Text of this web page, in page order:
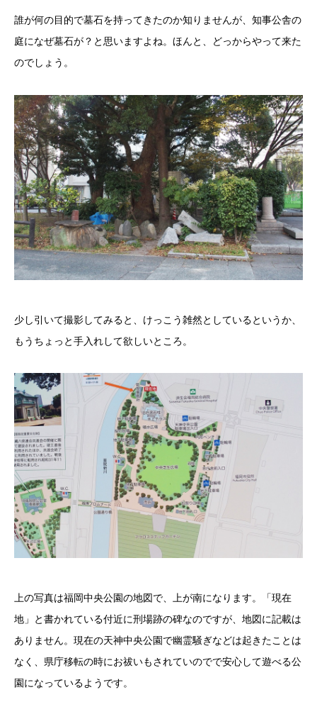
誰が何の目的で墓石を持ってきたのか知りませんが、知事公舎の
庭になぜ墓石が？と思いますよね。ほんと、どっからやって来た
のでしょう。
少し引いて撮影してみると、けっこう雑然としているというか、
もうちょっと手入れして欲しいところ。
上の写真は福岡中央公園の地図で、上が南になります。「現在
地」と書かれている付近に刑場跡の碑なのですが、地図に記載は
ありません。現在の天神中央公園で幽霊騒ぎなどは起きたことは
なく、県庁移転の時にお祓いもされていのでで安心して遊べる公
園になっているようです。